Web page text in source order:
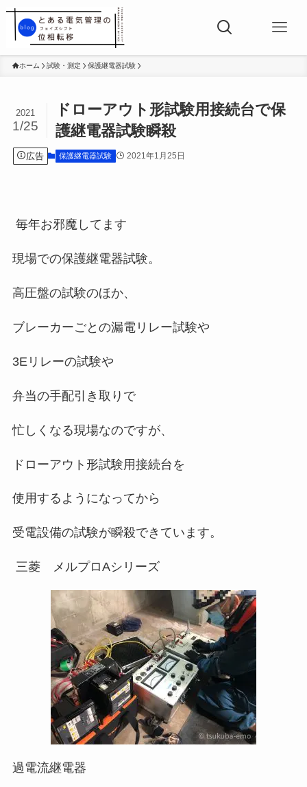
ホーム 試験・測定 保護継電器試験
ドローアウト形試験用接続台で保
護継電器試験瞬殺
2021
1/25
広告 保護継電器試験 2021年1月25日
毎年お邪魔してます
現場での保護継電器試験。
高圧盤の試験のほか、
ブレーカーごとの漏電リレー試験や
3Eリレーの試験や
弁当の手配引き取りで
忙しくなる現場なのですが、
ドローアウト形試験用接続台を
使用するようになってから
受電設備の試験が瞬殺できています。
三菱 メルプロAシリーズ
過電流継電器